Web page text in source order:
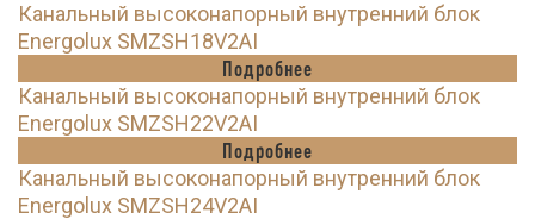
Канальный высоконапорный внутренний блок
Energolux SMZSH18V2AI
Подробнее
Канальный высоконапорный внутренний блок
Energolux SMZSH22V2AI
Подробнее
Канальный высоконапорный внутренний блок
Energolux SMZSH24V2AI